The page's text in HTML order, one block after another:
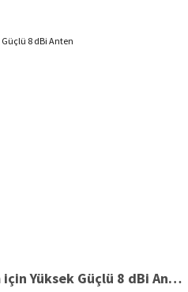
Zyxel 4G LTE Modem için Yüksek Güçlü 8 dBi Anten